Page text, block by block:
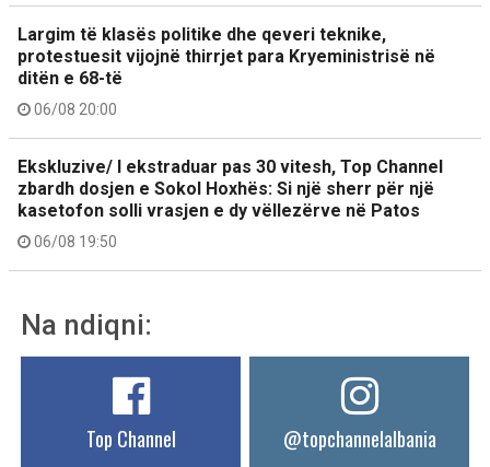
Largim të klasës politike dhe qeveri teknike,
protestuesit vijojnë thirrjet para Kryeministrisë në
ditën e 68-të
06/08 20:00
Ekskluzive/ I ekstraduar pas 30 vitesh, Top Channel
zbardh dosjen e Sokol Hoxhës: Si një sherr për një
kasetofon solli vrasjen e dy vëllezërve në Patos
06/08 19:50
Na ndiqni:
Top Channel @topchannelalbania